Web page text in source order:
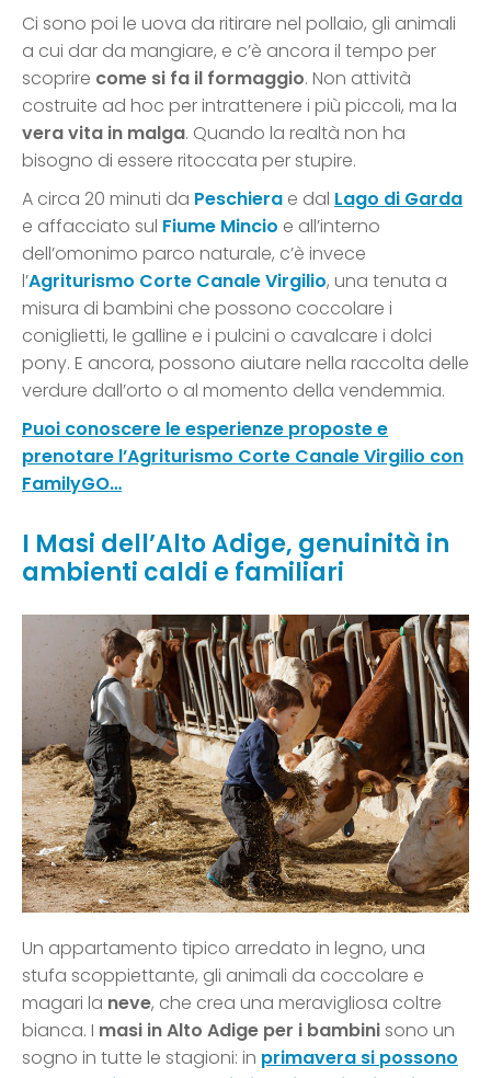
Ci sono poi le uova da ritirare nel pollaio, gli animali
a cui dar da mangiare, e c’è ancora il tempo per
scoprire come si fa il formaggio. Non attività
costruite ad hoc per intrattenere i più piccoli, ma la
vera vita in malga. Quando la realtà non ha
bisogno di essere ritoccata per stupire.
A circa 20 minuti da Peschiera e dal Lago di Garda
e affacciato sul Fiume Mincio e all’interno
dell’omonimo parco naturale, c’è invece
l’Agriturismo Corte Canale Virgilio, una tenuta a
misura di bambini che possono coccolare i
coniglietti, le galline e i pulcini o cavalcare i dolci
pony. E ancora, possono aiutare nella raccolta delle
verdure dall’orto o al momento della vendemmia.
Puoi conoscere le esperienze proposte e
prenotare l’Agriturismo Corte Canale Virgilio con
FamilyGO…
I Masi dell’Alto Adige, genuinità in
ambienti caldi e familiari
Un appartamento tipico arredato in legno, una
stufa scoppiettante, gli animali da coccolare e
magari la neve, che crea una meravigliosa coltre
bianca. I masi in Alto Adige per i bambinisono un
sogno in tutte le stagioni: in primavera si possono